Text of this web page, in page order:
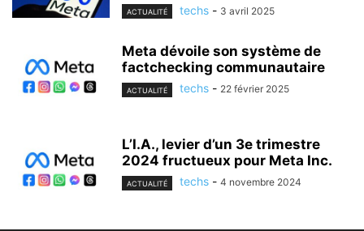
ACTUALITÉ techs - 3 avril 2025
Meta dévoile son système de
factchecking communautaire
ACTUALITÉ techs - 22 février 2025
L’I.A., levier d’un 3e trimestre
2024 fructueux pour Meta Inc.
ACTUALITÉ techs - 4 novembre 2024